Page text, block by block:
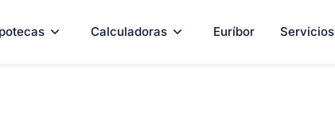
Calculadoras Euríbor Servicios